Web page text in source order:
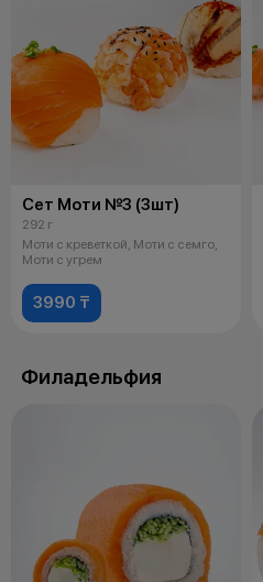
Сет Моти №3 (3шт)
292 г
Моти с креветкой, Моти с семго,
Моти с угрем
3990 ₸
Филадельфия